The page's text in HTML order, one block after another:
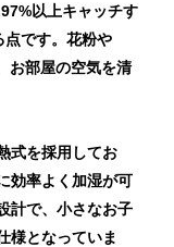
以上キャッチす
点です。花粉や
お部屋の空気を清
式を採用してお
効率よく加湿が可
計で、小さなお子
様となっていま